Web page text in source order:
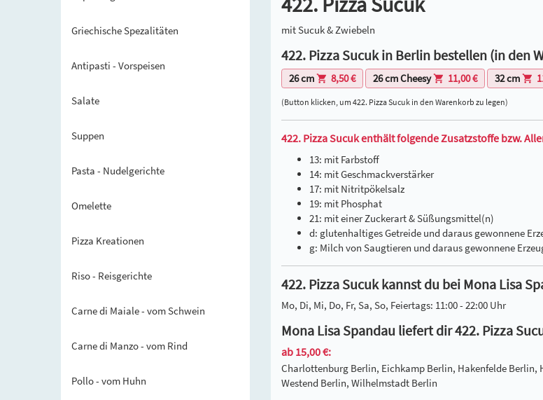
Griechische Spezalitäten
Antipasti - Vorspeisen
Salate
Suppen
Pasta - Nudelgerichte
Omelette
Pizza Kreationen
Riso - Reisgerichte
Carne di Maiale - vom Schwein
Carne di Manzo - vom Rind
Pollo - vom Huhn
mit Sucuk & Zwiebeln
422. Pizza Sucuk in Berlin bestellen (in den
26 cm 8,50 € 26 cm Cheesy 11,00 € 32 cm
(Button klicken, um 422. Pizza Sucuk in den Warenkorb zu legen)
422. Pizza Sucuk enthält folgende Zusatzstoffe bzw.
13: mit Farbstoff
14: mit Geschmackverstärker
17: mit Nitritpökelsalz
19: mit Phosphat
21: mit einer Zuckerart & Süßungsmittel(n)
d: glutenhaltiges Getreide und daraus gewonnene
g: Milch von Saugtieren und daraus gewonnene
422. Pizza Sucuk kannst du bei Mona Lisa
Mo, Di, Mi, Do, Fr, Sa, So, Feiertags: 11:00 - 22:00 Uhr
Mona Lisa Spandau liefert dir 422. Pizza
ab 15,00 €:
Charlottenburg Berlin, Eichkamp Berlin, Hakenfelde
Westend Berlin, Wilhelmstadt Berlin